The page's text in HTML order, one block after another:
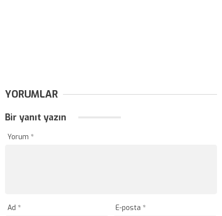
YORUMLAR
Bir yanıt yazın
Yorum *
Ad * E-posta*